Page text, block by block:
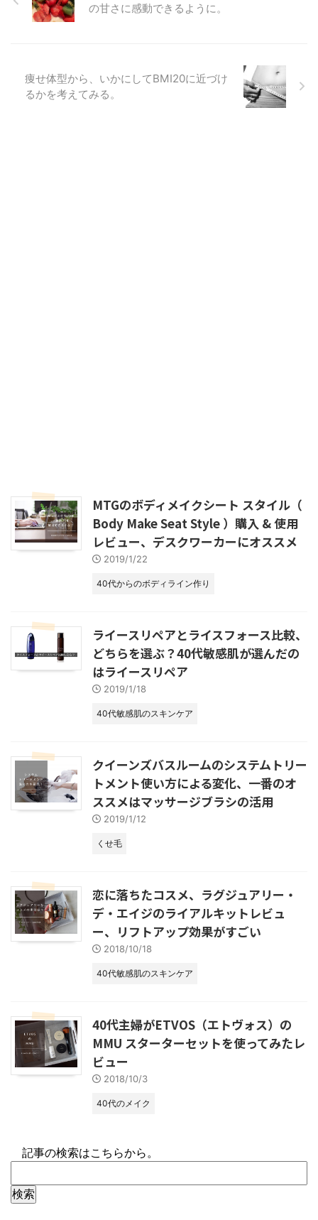
の甘さに感動できるように。
痩せ体型から、いかにしてBMI20に近づけ
るかを考えてみる。
MTGのボディメイクシート スタイル（
Body Make Seat Style ）購入 & 使用
レビュー、デスクワーカーにオススメ
2019/1/22
40代からのボディライン作り
ライースリペアとライスフォース比較、
どちらを選ぶ？40代敏感肌が選んだの
はライースリペア
2019/1/18
40代敏感肌のスキンケア
クイーンズバスルームのシステムトリー
トメント使い方による変化、一番のオ
ススメはマッサージブラシの活用
2019/1/12
くせ毛
恋に落ちたコスメ、ラグジュアリー・
デ・エイジのライアルキットレビュ
ー、リフトアップ効果がすごい
2018/10/18
40代敏感肌のスキンケア
40代主婦がETVOS（エトヴォス）の
MMU スターターセットを使ってみたレ
ビュー
2018/10/3
40代のメイク
記事の検索はこちらから。